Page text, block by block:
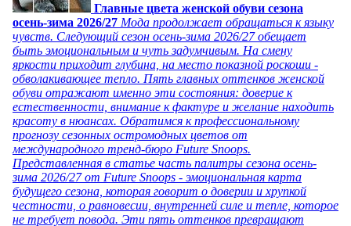
Главные цвета женской обуви сезона
осень-зима 2026/27 Мода продолжает обращаться к языку
чувств. Следующий сезон осень-зима 2026/27 обещает
быть эмоциональным и чуть задумчивым. На смену
яркости приходит глубина, на место показной роскоши -
обволакивающее тепло. Пять главных оттенков женской
обуви отражают именно эти состояния: доверие к
естественности, внимание к фактуре и желание находить
красоту в нюансах. Обратимся к профессиональному
прогнозу сезонных остромодных цветов от
международного тренд-бюро Future Snoops.
Представленная в статье часть палитры сезона осень-
зима 2026/27 от Future Snoops - эмоциональная карта
будущего сезона, которая говорит о доверии и хрупкой
честности, о равновесии, внутренней силе и тепле, которое
не требует повода. Эти пять оттенков превращают